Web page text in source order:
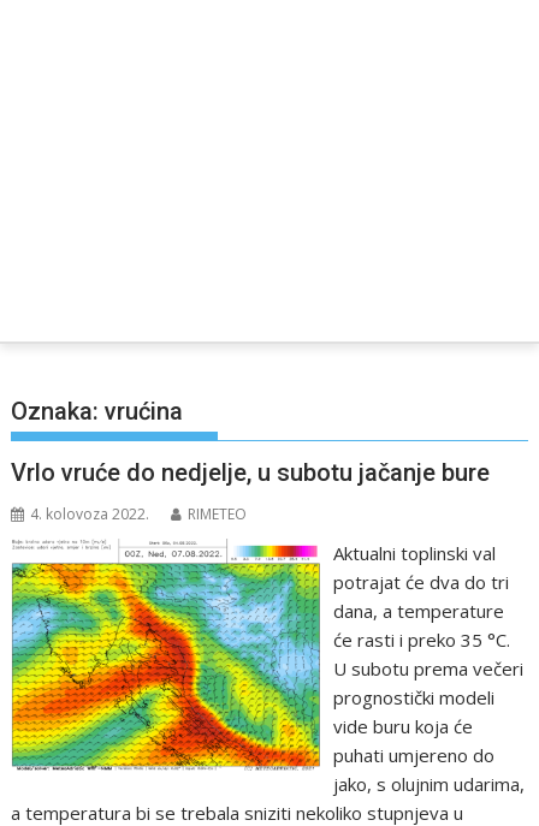
Oznaka:vrućina
Vrlo vruće do nedjelje, u subotu jačanje bure
4. kolovoza 2022. RIMETEO
Aktualni toplinski val
potrajat će dva do tri
dana, a temperature
će rasti i preko 35 °C.
U subotu prema večeri
prognostički modeli
vide buru koja će
puhati umjereno do
jako, s olujnim udarima,
a temperatura bi se trebala sniziti nekoliko stupnjeva u